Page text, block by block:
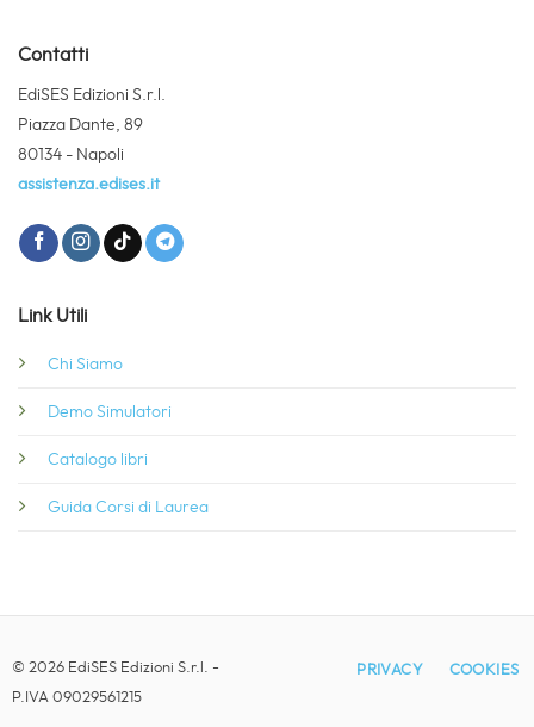
Contatti
EdiSES Edizioni S.r.l.
Piazza Dante, 89
80134 - Napoli
assistenza.edises.it
Link Utili
Chi Siamo
Demo Simulatori
Catalogo libri
Guida Corsi di Laurea
© 2026 EdiSES Edizioni S.r.l. -
P.IVA 09029561215
PRIVACY COOKIES